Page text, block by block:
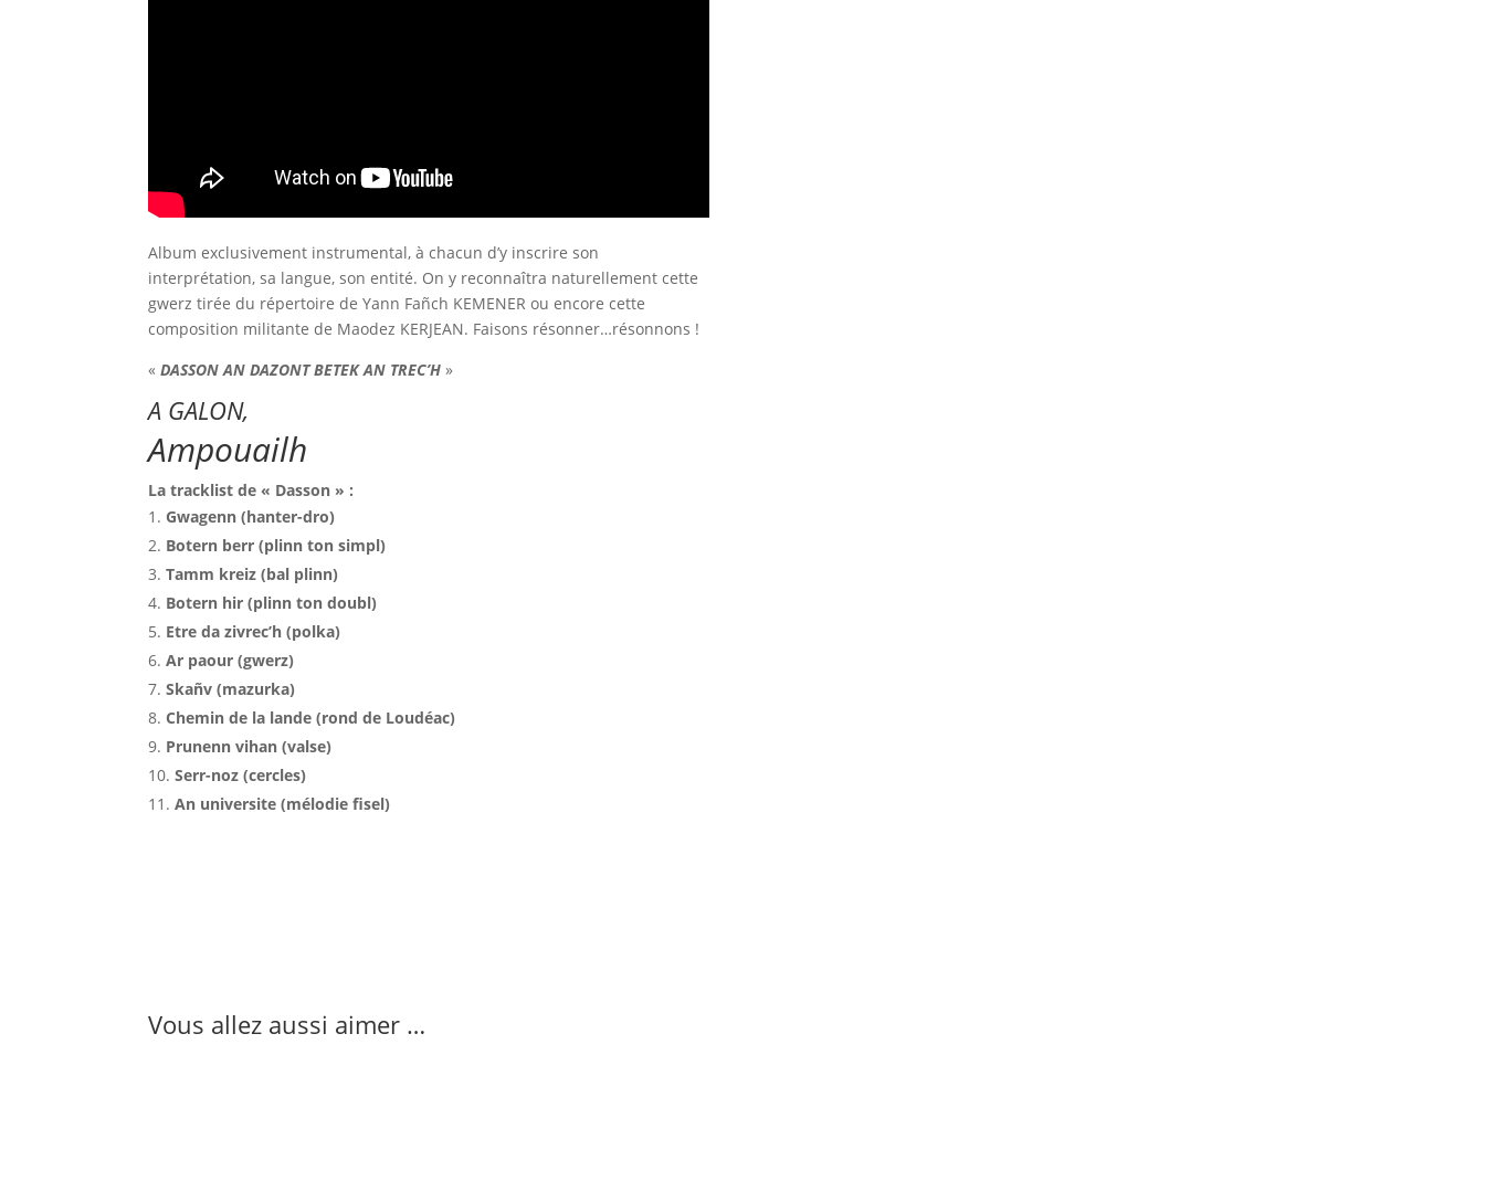
Album exclusivement instrumental, à chacun d’y inscrire son
interprétation, sa langue, son entité. On y reconnaîtra naturellement cette
gwerz tirée du répertoire de Yann Fañch KEMENER ou encore cette
composition militante de Maodez KERJEAN. Faisons résonner…résonnons !
«DASSON AN DAZONT BETEK AN TREC’H »
A GALON,
Ampouailh
La tracklist de « Dasson » :
Gwagenn (hanter-dro)
Botern berr (plinn ton simpl)
Tamm kreiz (bal plinn)
Botern hir (plinn ton doubl)
Etre da zivrec’h (polka)
Ar paour (gwerz)
Skañv (mazurka)
Chemin de la lande (rond de Loudéac)
Prunenn vihan (valse)
Serr-noz (cercles)
An universite (mélodie fisel)
Vous allez aussi aimer …